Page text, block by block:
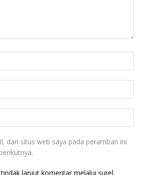
dan situs web saya pada peramban ini
lanjut komentar melalui surel.